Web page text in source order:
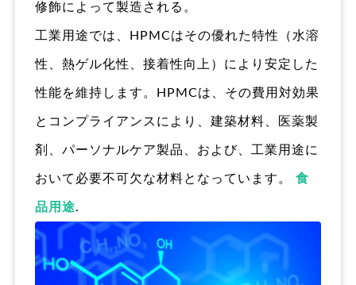
修飾によって製造される。
工業用途では、HPMCはその優れた特性（水溶
性、熱ゲル化性、接着性向上）により安定した
性能を維持します。HPMCは、その費用対効果
とコンプライアンスにより、建築材料、医薬製
剤、パーソナルケア製品、および、工業用途に
おいて必要不可欠な材料となっています。 食
品用途.